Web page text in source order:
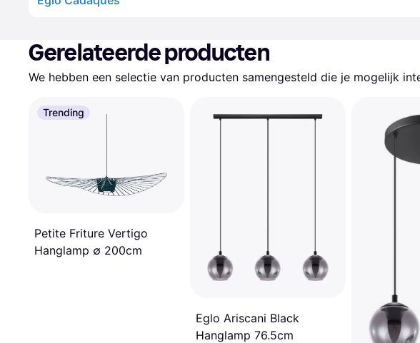
Gerelateerde producten
We hebben een selectie van producten samengesteld die je mogelijk
Trending
Petite Friture Vertigo
Hanglamp ∅ 200cm
Eglo Ariscani Black
Hanglamp 76.5cm